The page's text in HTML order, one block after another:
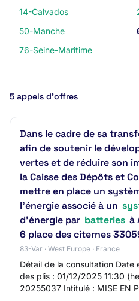
14-Calvados
50-Manche
76-Seine-Maritime
5 appels d’offres
Dans le cadre de sa
afin de soutenir le
vertes et de réduire son
la Caisse des Dépôts et
mettre en place un
l’énergie associé à un
d’énergie par batteries à
6 place des citernes
83-Var · West Europe · France
Détail de la consultation Date
des plis : 01/12/2025 11:30
20255037 Intitulé : MISE EN